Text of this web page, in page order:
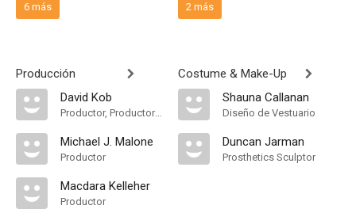
6 más
Producción
David Kob
Productor, Productor Ejecutivo, Productor Supervisor
Michael J. Malone
Productor
Macdara Kelleher
Productor
2 más
Costume & Make-Up
Shauna Callanan
Diseño de Vestuario
Duncan Jarman
Prosthetics Sculptor